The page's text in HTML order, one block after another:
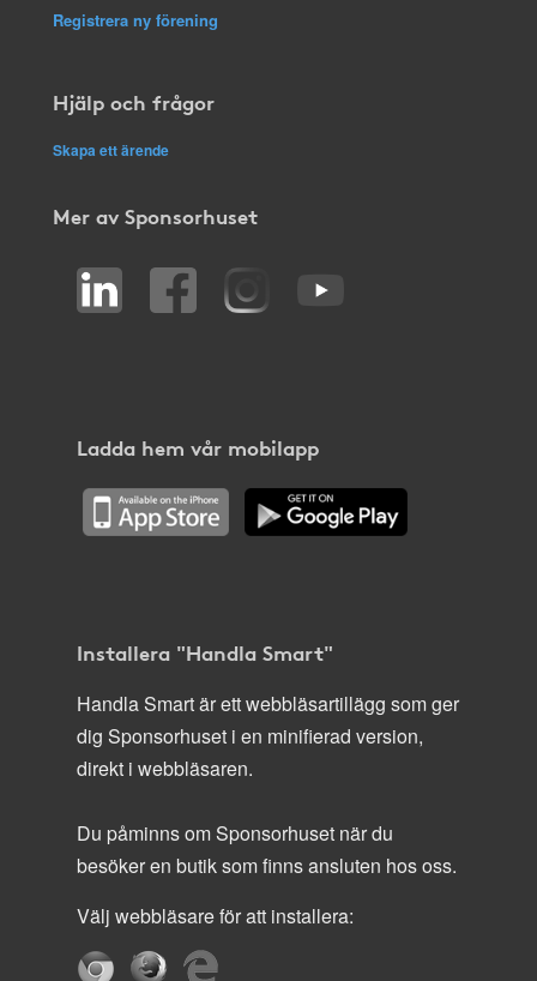
Registrera ny förening
Hjälp och frågor
Skapa ett ärende
Mer av Sponsorhuset
Ladda hem vår mobilapp
Installera "Handla Smart"
Handla Smart är ett webbläsartillägg som ger
dig Sponsorhuset i en minifierad version,
direkt i webbläsaren.
Du påminns om Sponsorhuset när du
besöker en butik som finns ansluten hos oss.
Välj webbläsare för att installera: